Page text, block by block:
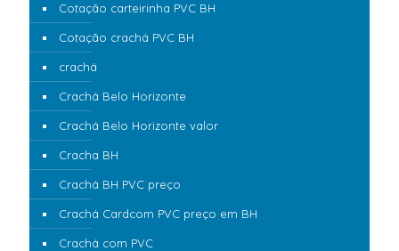
Cotação carteirinha PVC BH
Cotação crachá PVC BH
crachá
Crachá Belo Horizonte
Crachá Belo Horizonte valor
Cracha BH
Crachá BH PVC preço
Crachá Cardcom PVC preço em BH
Crachá com PVC